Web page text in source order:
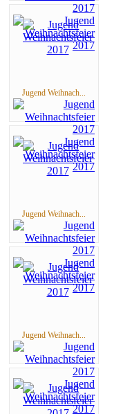
Jugend Weihnach...
Jugend Weihnach...
Jugend Weihnach...